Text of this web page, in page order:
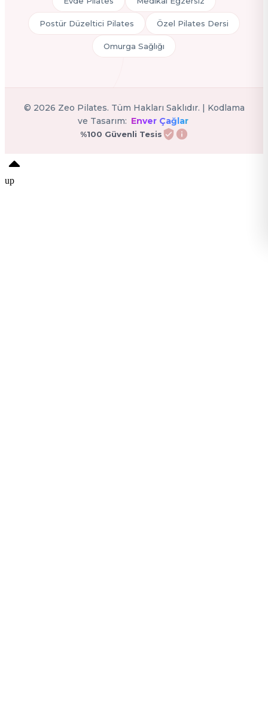
Postür Düzeltici Pilates Özel Pilates Dersi
Omurga Sağlığı
© 2026 Zeo Pilates. Tüm Hakları Saklıdır. | Kodlama
ve Tasarım: Enver Çağlar
%100 Güvenli Tesis
up